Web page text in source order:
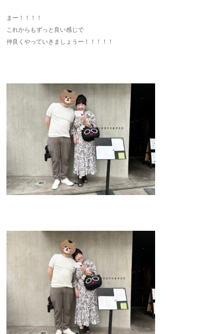
まー！！！！
これからもずっと良い感じで
仲良くやっていきましょうー！！！！！